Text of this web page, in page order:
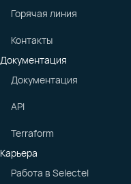
Горячая линия
Контакты
Документация
Документация
API
Terraform
Карьера
Работа в Selectel